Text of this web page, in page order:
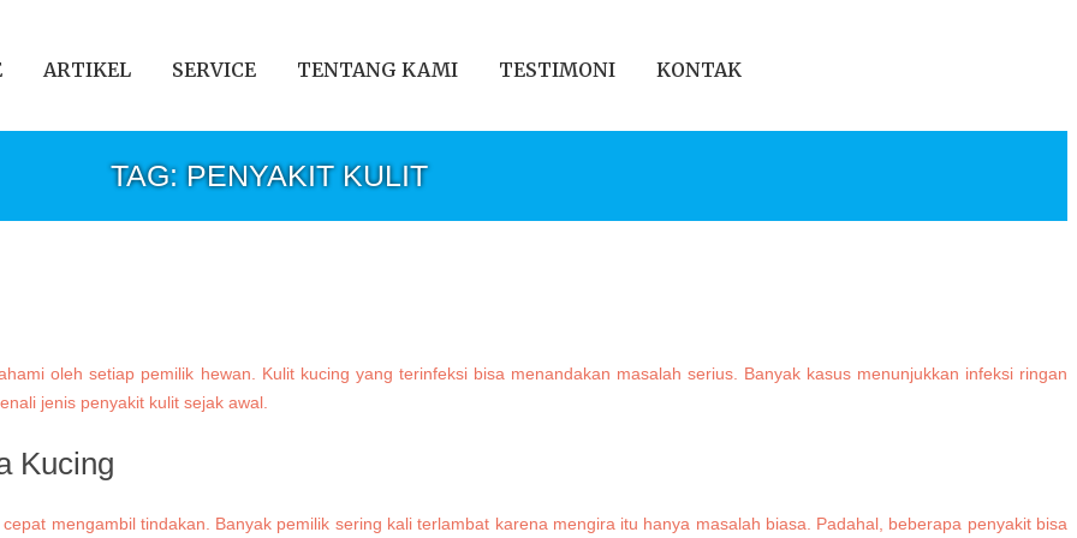
ARTIKEL SERVICE TENTANG KAMI TESTIMONI KONTAK
TAG: PENYAKIT KULIT
oleh setiap pemilik hewan. Kulit kucing yang terinfeksi bisa menandakan masalah serius. Banyak kasus menunjukkan infeksi ringan
jenis penyakit kulit sejak awal.
Kucing
mengambil tindakan. Banyak pemilik sering kali terlambat karena mengira itu hanya masalah biasa. Padahal, beberapa penyakit bisa